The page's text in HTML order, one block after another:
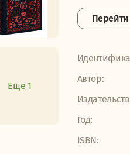
Еще 1
Автор:
Год:
ISBN: